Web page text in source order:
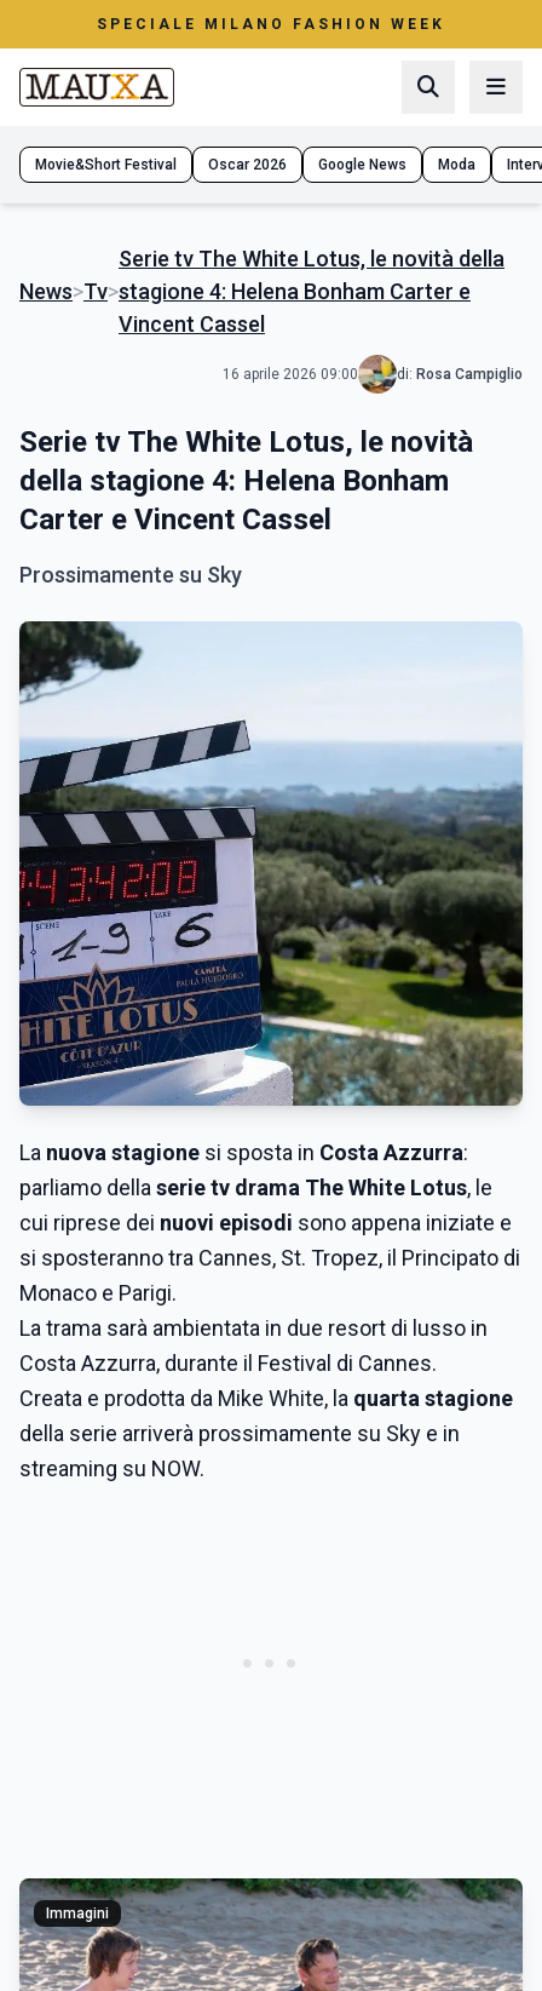
SPECIALE MILANO FASHION WEEK
Movie&Short Festival Oscar 2026 Google News Moda
News>Tv>
Serie tv The White Lotus, le novità della
stagione 4: Helena Bonham Carter e
Vincent Cassel
16 aprile 2026 09:00 di: Rosa Campiglio
Serie tv The White Lotus, le novità
della stagione 4: Helena Bonham
Carter e Vincent Cassel
Prossimamente su Sky
La nuova stagione si sposta in Costa Azzurra:
parliamo della serie tv drama The White Lotus, le
cui riprese dei nuovi episodi sono appena iniziate e
si sposteranno tra Cannes, St. Tropez, il Principato di
Monaco e Parigi.
La trama sarà ambientata in due resort di lusso in
Costa Azzurra, durante il Festival di Cannes.
Creata e prodotta da Mike White, la quarta stagione
della serie arriverà prossimamente su Sky e in
streaming su NOW.
Immagini